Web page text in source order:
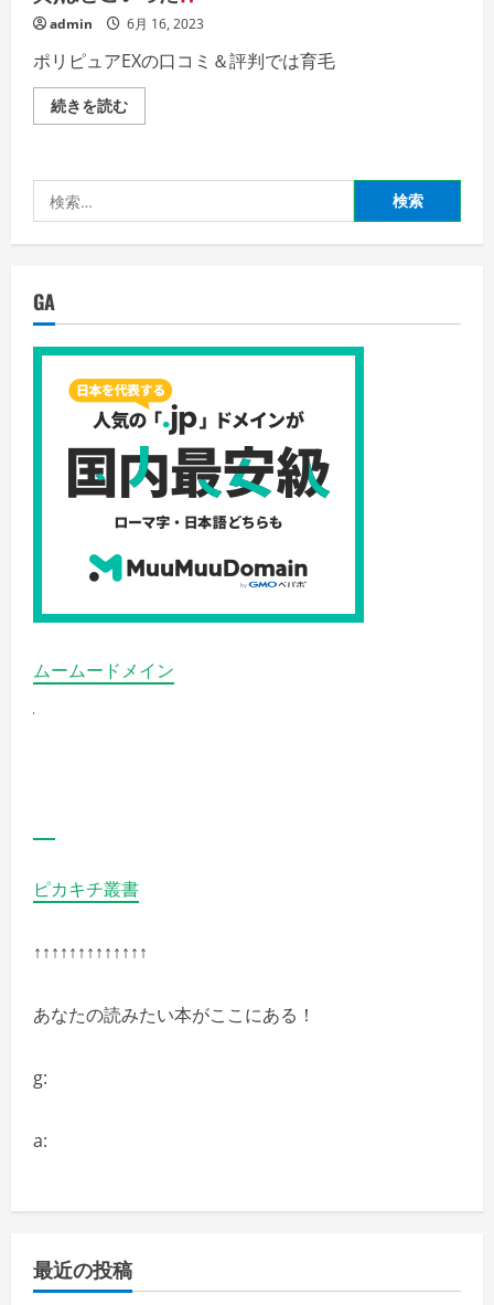
ョ
ナ
ー
の
口
コ
ミ
の
は？
細
い
admin 6月 16, 2023
ポリピュアEXの口コミ＆評判では育毛
続きを読む育
毛
ポ
ュ
ア
脱
薄
ハ
ゲ
か
ら
生
え
た
ポ
ピ
EX
育
効
果
実
証
画
詳
細
を
く
索:
GA
ムームードメイン
ピカキチ叢書
↑↑↑↑↑↑↑↑↑↑↑↑↑
あなたの読みたい本がここにある！
g:
a:
最近の投稿